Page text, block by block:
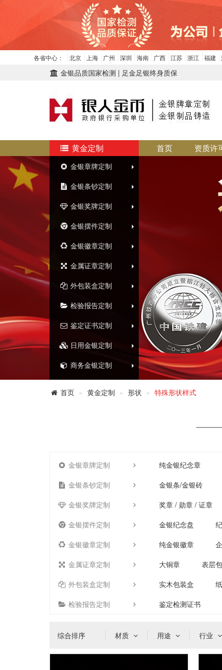
各省中心： 北京 上海 广州 深圳 海南 广西 江苏 浙江 福建
金银品质国家检测 | 足金足银终身质保
黄金定制
金银章牌定制
金银条钞定制
金银奖牌定制
金银摆件定制
金银徽章定制
金属证章定制
外包装盒定制
检验报告定制
鉴定证书定制
日用金银定制
商务金银定制
首页 资质许
首页 黄金定制 形状 特殊形状样式
金银章牌定制
纯金银纪念章
金银条钞定制
金银条/金银砖
金银奖牌定制
奖章 / 勋章 / 证章
金银摆件定制
金银纪念盘
金银徽章定制
纯金银徽章
金属证章定制
大铜章
表层
外包装盒定制
实木包装盒
检验报告定制
鉴定检测证书
综合排序 材质 用途 行业